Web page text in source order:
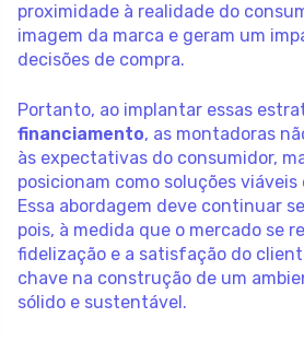
proximidade à realidade do
imagem da marca e geram um
decisões de compra.
Portanto, ao implantar essas
financiamento, as montadoras
às expectativas do consumidor,
posicionam como soluções viáveis
Essa abordagem deve continuar
pois, à medida que o mercado se
fidelização e a satisfação do
chave na construção de um
sólido e sustentável.